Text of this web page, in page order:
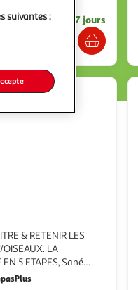
Livraison dès 6/7 jours
& RETENIR LES
LA
5 ETAPES, Sané
suivantes :